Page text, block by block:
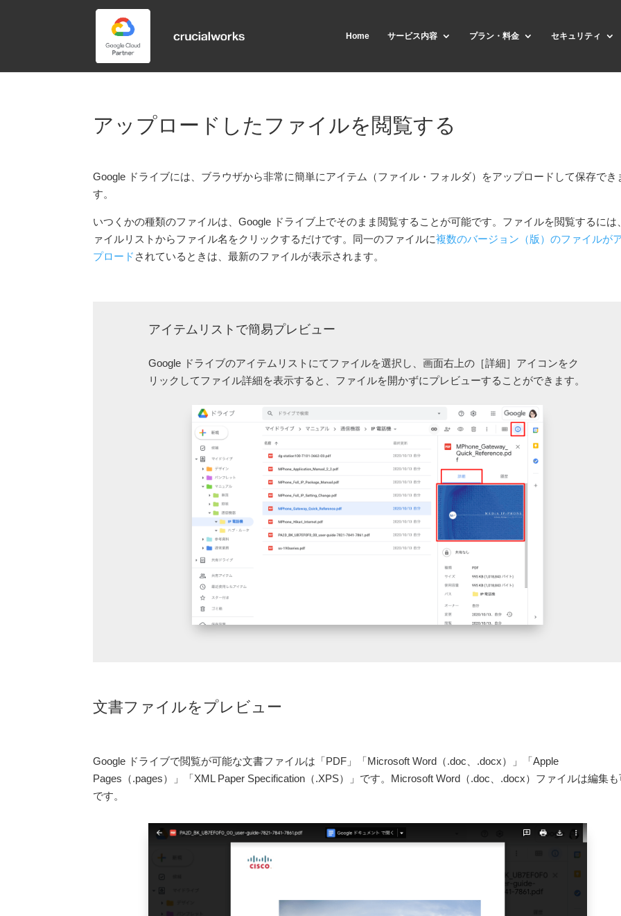
Home サービス内容 プラン・料金 セキュリティ
アップロードしたファイルを閲覧する
Google ドライブには、ブラウザから非常に簡単にアイテム（ファイル・フォルダ）をアップロードして保存でき
す。
いつくかの種類のファイルは、Google ドライブ上でそのまま閲覧することが可能です。ファイルを閲覧するには
ァイルリストからファイル名をクリックするだけです。同一のファイルに複数のバージョン（版）のファイルが
プロード されているときは、最新のファイルが表示されます。
アイテムリストで簡易プレビュー
Google ドライブのアイテムリストにてファイルを選択し、画面右上の［詳細］アイコンをク
リックしてファイル詳細を表示すると、ファイルを開かずにプレビューすることができます。
文書ファイルをプレビュー
Google ドライブで閲覧が可能な文書ファイルは「PDF」「Microsoft Word（.doc、.docx）」「Apple
Pages（.pages）」「XML Paper Specification（.XPS）」です。Microsoft Word（.doc、.docx）ファイルは編集
です。